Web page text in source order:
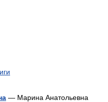
— Марина Анатольевна